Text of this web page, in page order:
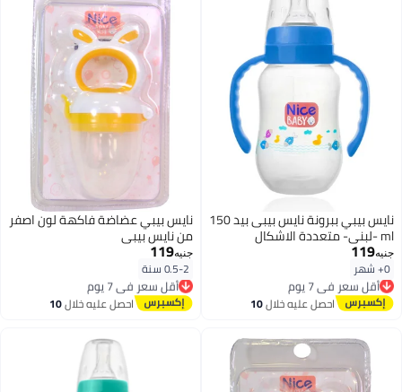
نايس بيبي ببرونة نايس بيبى بيد 150
ml -لبنى- متعددة الاشكال
جنيه119
0+ شهر أقل سعر في 7 يوم
توصيل مجاني
أقل سعر في 7 يوماحصل عليه خلال10
نايس بيبي عضاضة فاكهة لون اصفر
من نايس بيبى
جنيه119
0.5-2 سنةأقل سعر في 7 يوم
توصيل مجاني
أقل سعر في 7 يوماحصل عليه خلال10